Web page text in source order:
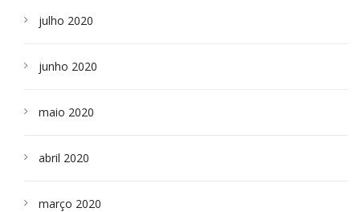
julho 2020
junho 2020
maio 2020
abril 2020
março 2020